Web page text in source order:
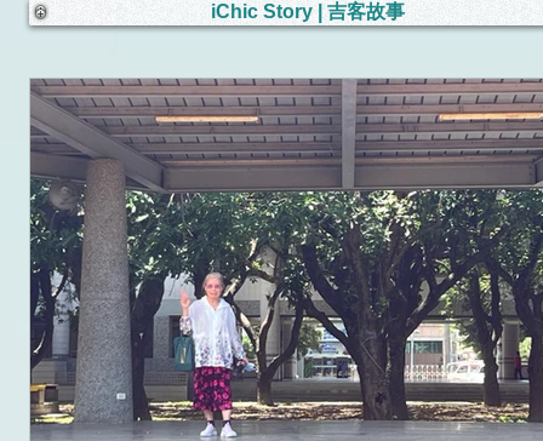
iChic Story | 吉客故事